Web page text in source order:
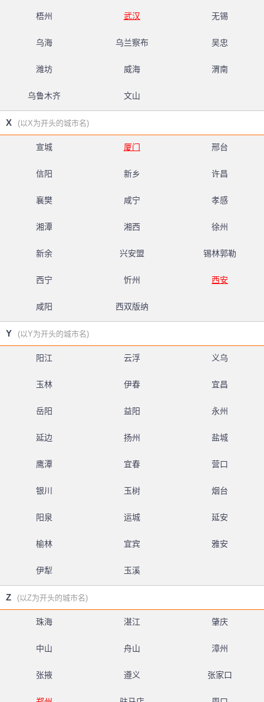
梧州 武汉 无锡
乌海 乌兰察布 吴忠
潍坊 威海 渭南
乌鲁木齐 文山
X (以X为开头的城市名)
宣城 厦门 邢台
信阳 新乡 许昌
襄樊 咸宁 孝感
湘潭 湘西 徐州
新余 兴安盟 锡林郭勒
西宁 忻州 西安
咸阳 西双版纳
Y (以Y为开头的城市名)
阳江 云浮 义乌
玉林 伊春 宜昌
岳阳 益阳 永州
延边 扬州 盐城
鹰潭 宜春 营口
银川 玉树 烟台
阳泉 运城 延安
榆林 宜宾 雅安
伊犁 玉溪
Z (以Z为开头的城市名)
珠海 湛江 肇庆
中山 舟山 漳州
张掖 遵义 张家口